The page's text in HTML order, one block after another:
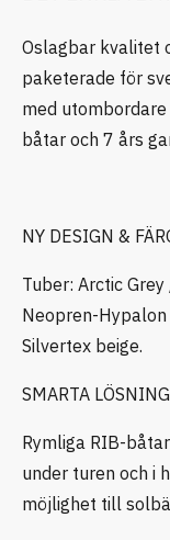
Oslagbar kvalitet
paketerade för
med
båtar och 7 års
NY DESIGN &
Tuber: Arctic
Neopren-Hypalon
Silvertex beige.
SMARTA
Rymliga RIB-
under turen och i
möjlighet till